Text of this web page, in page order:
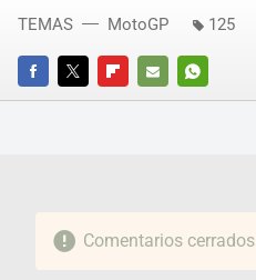
FACEBOOKTWITTERFLIPBOARD
E-
WHATSAPP
TEMAS MotoGP 125
Comentarios cerrados